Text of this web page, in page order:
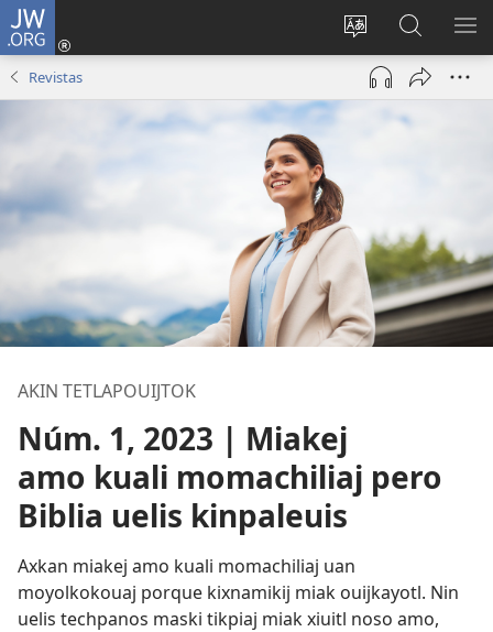
JW.ORG
Xikpatla
tlajtoli sitio
Nikan
tikpeualtis
(xiktlapo
ventana)
Xitlatemo
JW.ORG
Revistas
AKIN TETLAPOUIJTOK
Núm. 1, 2023 | Miakej
amo kuali momachiliaj pero
Biblia uelis kinpaleuis
Axkan miakej amo kuali momachiliaj uan
moyolkokouaj porque kixnamikij miak ouijkayotl. Nin
uelis techpanos maski tikpiaj miak xiuitl noso amo,